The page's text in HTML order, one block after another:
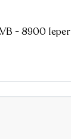
- 8900 Ieper